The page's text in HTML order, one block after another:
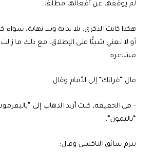
لم يوقفها عن أفعالها مطلقًا.
هكذا كانت الذكرى، بلا بداية وبلا نهاية، سواء
أو لا تعني شيئًا على الإطلاق، مع ذلك ما
مشاعره.
مال “فرانك” إلى الأمام وقال:
– في الحقيقة، كنت أريد الذهاب إلى
“باليمون”.
تبرم سائق التاكسي وقال: